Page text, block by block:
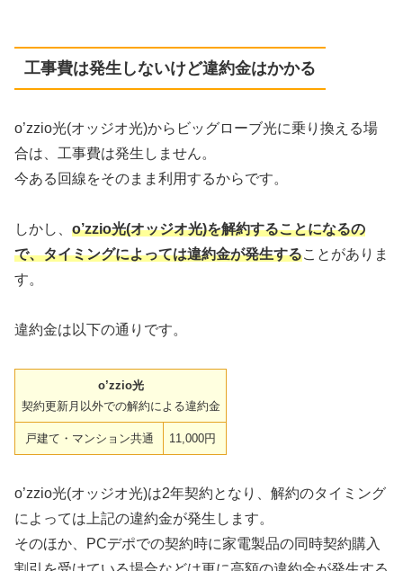
工事費は発生しないけど違約金はかかる
o’zzio光(オッジオ光)からビッグローブ光に乗り換える場
合は、工事費は発生しません。
今ある回線をそのまま利用するからです。
しかし、 o’zzio光(オッジオ光)を解約することになるの
で、タイミングによっては違約金が発生することがありま
す。
違約金は以下の通りです。
o’zzio光
契約更新月以外での解約による違約金
戸建て・マンション共通 11,000円
o’zzio光(オッジオ光)は2年契約となり、解約のタイミング
によっては上記の違約金が発生します。
そのほか、PCデポでの契約時に家電製品の同時契約購入